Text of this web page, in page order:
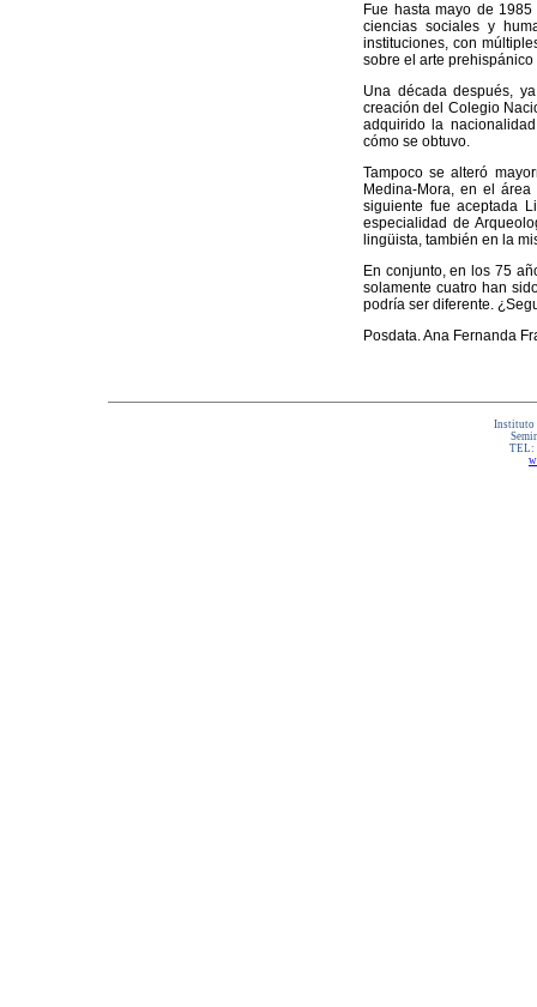
Fue hasta mayo de
ciencias sociales y
instituciones, con
sobre el arte
Una década después,
creación del Colegio
adquirido la
cómo se obtuvo.
Tampoco se alteró
Medina-Mora, en el
siguiente fue aceptada
especialidad de
lingüista, también en la
En conjunto, en los 75
solamente cuatro han
podría ser diferente.
Posdata. Ana Fernanda
Instituto
TEL: